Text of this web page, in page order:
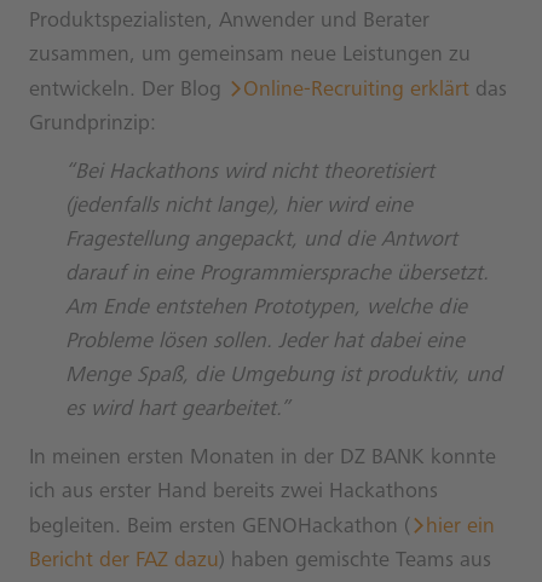
Produktspezialisten, Anwender und Berater
zusammen, um gemeinsam neue Leistungen zu
entwickeln. Der Blog
Online-Recruiting erklärt das
Grundprinzip:
“Bei Hackathons wird nicht theoretisiert
(jedenfalls nicht lange), hier wird eine
Fragestellung angepackt, und die Antwort
darauf in eine Programmiersprache übersetzt.
Am Ende entstehen Prototypen, welche die
Probleme lösen sollen. Jeder hat dabei eine
Menge Spaß, die Umgebung ist produktiv, und
es wird hart gearbeitet.”
In meinen ersten Monaten in der DZ BANK konnte
ich aus erster Hand bereits zwei Hackathons
begleiten. Beim ersten GENOHackathon (
hier ein
Bericht der FAZ dazu) haben gemischte Teams aus